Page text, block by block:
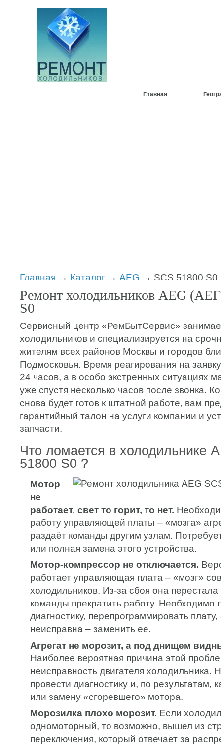
Главная
Главная → Каталог → AEG → SCS 51800 S0
Ремонт холодильников AEG
S0
Сервисный центр «РемБытСервис»
холодильников и специализируется на
жителям всех районов Москвы и городов
Подмосковья. Время реагирования на
24 часов, а в особо экстренных ситуациях
уже спустя несколько часов после звонка.
снова будет готов к штатной работе, вам
гарантийный талон на услуги компании и
запчасти.
Что ломается в холодильнике
51800 S0 ?
Мотор
не
работает, свет то горит, то нет.
работу управляющей платы – «мозга»
раздаёт команды другим узлам.
или полная замена этого устройства.
Мотор-компрессор не отключается.
работает управляющая плата – «мозг»
холодильников. Из-за сбоя она
команды прекратить работу. Необходимо
диагностику, перепрограммировать
неисправна – заменить ее.
Агрегат не морозит, а под днищем
Наиболее вероятная причина этой
неисправность двигателя холодильника.
провести диагностику и, по результатам,
или замену «сгоревшего» мотора.
Морозилка плохо морозит. Если
одномоторный, то возможно, вышел из
переключения, который отвечает за